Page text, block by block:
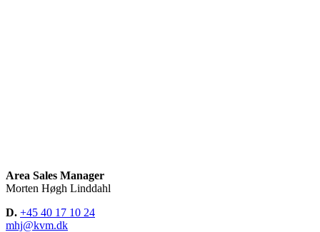
Area Sales Manager
Morten Høgh Linddahl
D. +45 40 17 10 24
mhj@kvm.dk